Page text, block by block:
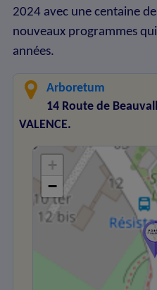
2024 avec une centaine
nouveaux programmes
années.
Arboretum
14 Route de
VALENCE.
+
−